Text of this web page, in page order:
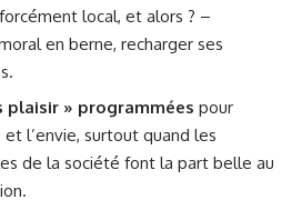
local, et alors ? –
en berne, recharger ses
plaisir » programmées pour
l’envie, surtout quand les
de la société font la part belle au